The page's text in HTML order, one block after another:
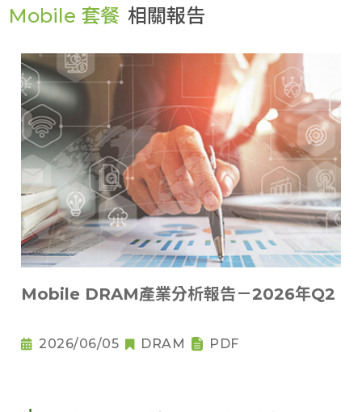
Mobile 套餐 相關報告
Mobile DRAM產業分析報告－2026年Q2
2026/06/05 DRAM PDF